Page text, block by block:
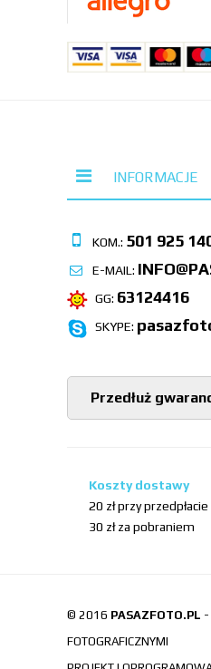
INFORMACJE
KOM.: 501 925
E-MAIL:
GG: 63124416
SKYPE:
Przedłuż
Koszty dostawy
20 zł przy przedpłacie
30 zł za pobraniem
© 2016 PASAZFOTO.PL -
FOTOGRAFICZNYMI